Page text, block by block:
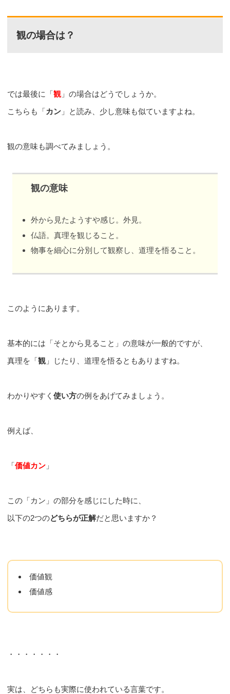
観の場合は？
では最後に「観」の場合はどうでしょうか。
こちらも「カン 」と読み、少し意味も似ていますよね。
観の意味も調べてみましょう。
観の意味
外から見たようすや感じ。外見。
仏語。真理を観じること。
物事を細心に分別して観察し、道理を悟ること。
このようにあります。
基本的には「そとから見ること」の意味が一般的ですが、
真理を「観」じたり、道理を悟るともありますね。
わかりやすく使い方の例をあげてみましょう。
例えば、
「価値カン 」
この「カン」の部分を感じにした時に、
以下の2つのどちらが正解だと思いますか？
価値観
価値感
・・・・・・・
実は、どちらも実際に使われている言葉です。